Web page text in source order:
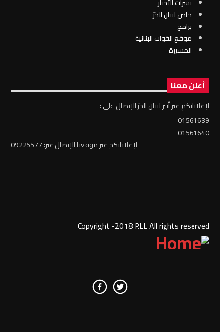
نشرات الأخبار
خاص لبنان الحرّ
برامج
موقع القوات البنانية
المسيرة
أعلن معنا
لإعلاناتكم عبر أثير لبنان الحرّ الإتصال على :
01561639
01561640
لإعلاناتكم عبر موقعنا الإتصال عبر: 09225577
Copyright -2018 RLL All rights reserved